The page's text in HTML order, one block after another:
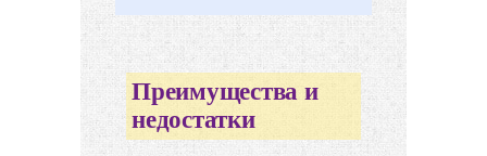
Преимущества и
недостатки